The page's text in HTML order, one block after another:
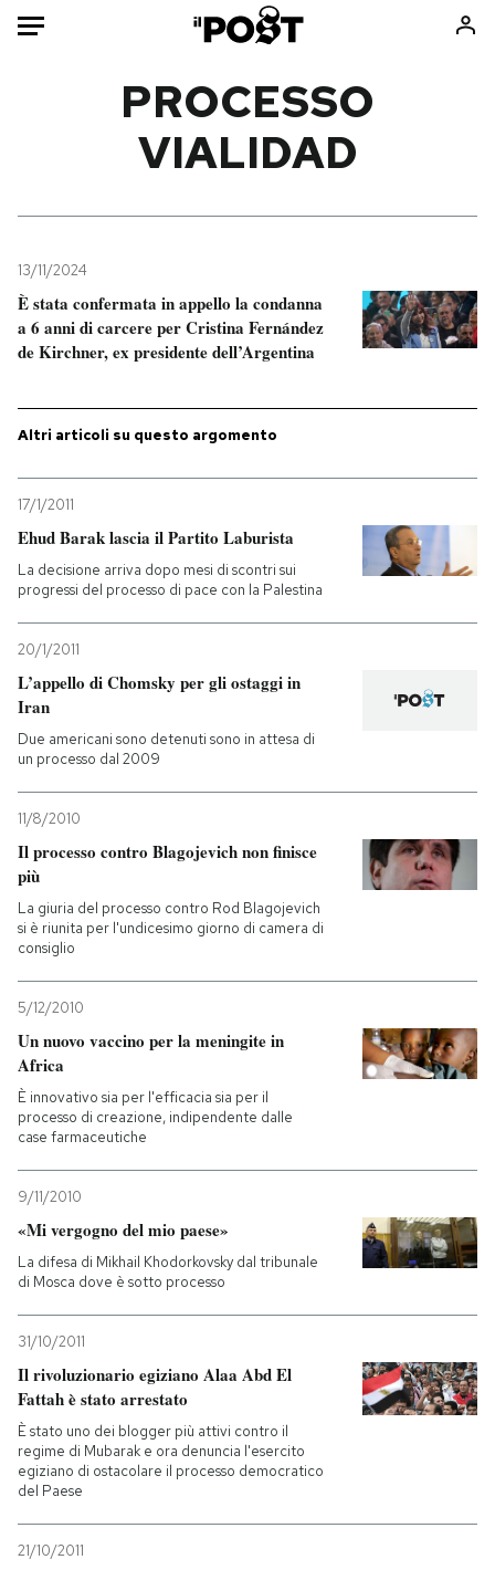
Mondo
Tecnologia
Internet
Scienza
Economia
Sport
Libri
Ok Boomer!
Media
Altrecose
PODCAST
I MIEI PREFERITI
SHOP
CALENDARIO
AREA PERSONALE
Entra
PROCESSO
VIALIDAD
13/11/2024
È stata confermata in appello la condanna
a 6 anni di carcere per Cristina Fernández
de Kirchner, ex presidente dell’Argentina
Altri articoli su questo argomento
17/1/2011
Ehud Barak lascia il Partito Laburista
La decisione arriva dopo mesi di scontri sui
progressi del processo di pace con la Palestina
20/1/2011
L’appello di Chomsky per gli ostaggi in
Iran
Due americani sono detenuti sono in attesa di
un processo dal 2009
11/8/2010
Il processo contro Blagojevich non finisce
più
La giuria del processo contro Rod Blagojevich
si è riunita per l'undicesimo giorno di camera di
consiglio
5/12/2010
Un nuovo vaccino per la meningite in
Africa
È innovativo sia per l'efficacia sia per il
processo di creazione, indipendente dalle
case farmaceutiche
9/11/2010
«Mi vergogno del mio paese»
La difesa di Mikhail Khodorkovsky dal tribunale
di Mosca dove è sotto processo
31/10/2011
Il rivoluzionario egiziano Alaa Abd El
Fattah è stato arrestato
È stato uno dei blogger più attivi contro il
regime di Mubarak e ora denuncia l'esercito
egiziano di ostacolare il processo democratico
del Paese
21/10/2011